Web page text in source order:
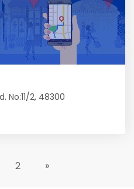
No:11/2, 48300
2 »